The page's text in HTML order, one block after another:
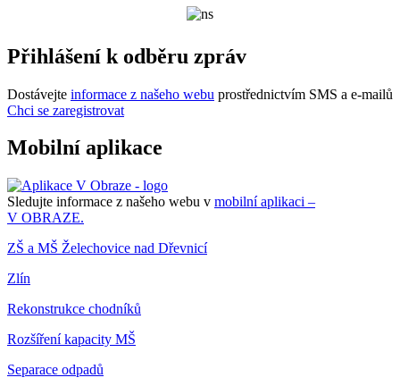
Přihlášení k odběru zpráv
Dostávejte informace z našeho webu prostřednictvím SMS a e-mailů
Chci se zaregistrovat
Mobilní aplikace
Sledujte informace z našeho webu v mobilní aplikaci –
V OBRAZE.
ZŠ a MŠ Želechovice nad Dřevnicí
Zlín
Rekonstrukce chodníků
Rozšíření kapacity MŠ
Separace odpadů